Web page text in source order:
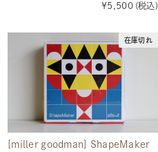
¥5,500 (税込)
[miller goodman] ShapeMaker
在庫切れ